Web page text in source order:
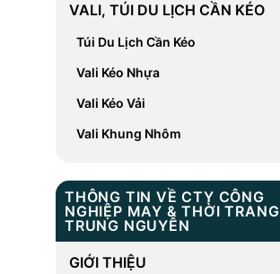
VALI, TÚI DU LỊCH CẦN KÉO
Túi Du Lịch Cần Kéo
Vali Kéo Nhựa
Vali Kéo Vải
Vali Khung Nhôm
THÔNG TIN VỀ CTY CÔNG
NGHIỆP MAY & THỜI TRANG
TRUNG NGUYÊN
GIỚI THIỆU